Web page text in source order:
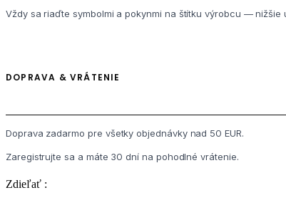
Vždy sa riaďte symbolmi a pokynmi na štítku výrobcu —
DOPRAVA & VRÁTENIE
Doprava zadarmo pre všetky objednávky nad 50 EUR.
Zaregistrujte sa a máte 30 dní na pohodlné vrátenie.
Zdieľať :